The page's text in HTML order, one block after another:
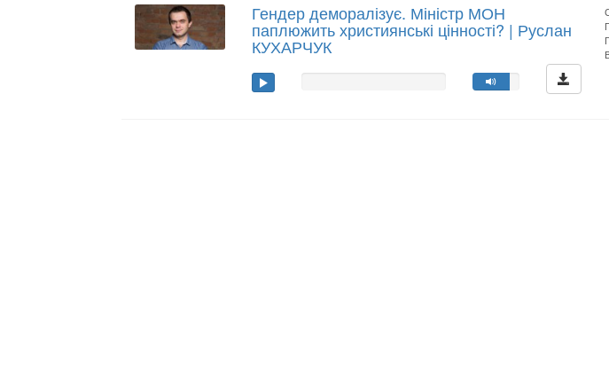
Гендер деморалізує. Міністр МОН
паплюжить християнські цінності? | Руслан
КУХАРЧУК